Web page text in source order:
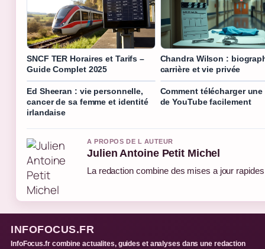
SNCF TER Horaires et Tarifs –
Guide Complet 2025
Chandra Wilson :
carrière et vie privée
Ed Sheeran : vie personnelle,
cancer de sa femme et identité
irlandaise
Comment télécharger
de YouTube facilement
A PROPOS DE L AUTEUR
Julien Antoine Petit Michel
La redaction combine des mises a jour
INFOFOCUS.FR
InfoFocus.fr combine actualites, guides et analyses dans une redaction